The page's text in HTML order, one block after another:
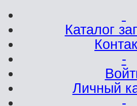
Каталог
-
Личный
-